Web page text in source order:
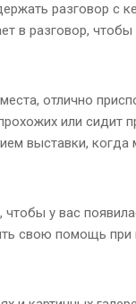
разговор с
в разговор,
отлично
или сидит
выставки, когда
у вас
свою помощь при